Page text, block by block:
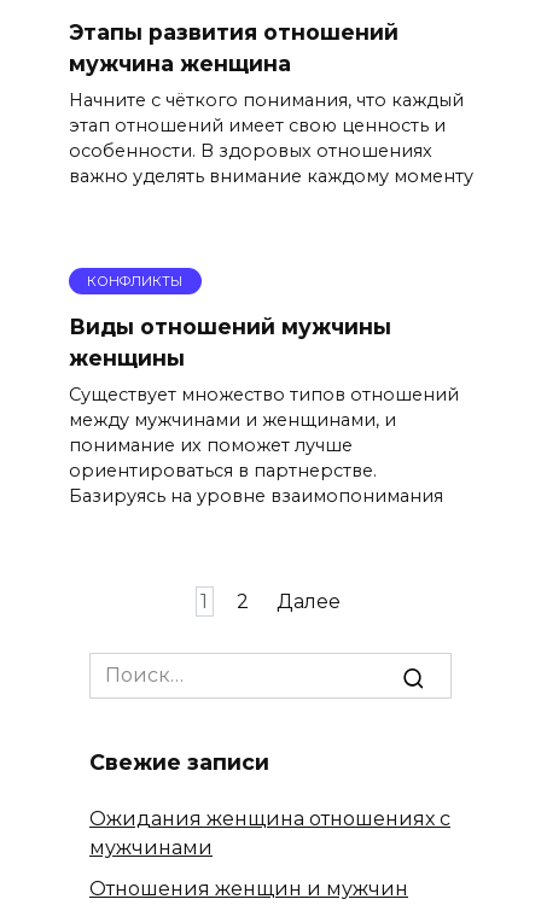
Этапы развития отношений
мужчина женщина
Начните с чёткого понимания, что каждый
этап отношений имеет свою ценность и
особенности. В здоровых отношениях
важно уделять внимание каждому моменту
КОНФЛИКТЫ
Виды отношений мужчины
женщины
Существует множество типов отношений
между мужчинами и женщинами, и
понимание их поможет лучше
ориентироваться в партнерстве.
Базируясь на уровне взаимопонимания
1 2 Далее
Search
for:
Свежие записи
Ожидания женщина отношениях с
мужчинами
Отношения женщин и мужчин